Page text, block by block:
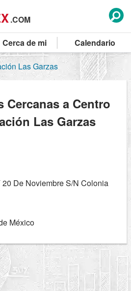
.COM
Cerca de mi Calendario
Las Garzas
a Centro
Las Garzas
De Noviembre S/N Colonia
México